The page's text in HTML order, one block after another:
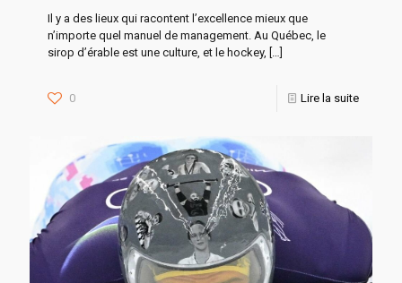
Il y a des lieux qui racontent l’excellence mieux que
n’importe quel manuel de management. Au Québec, le
sirop d’érable est une culture, et le hockey, […]
0 Lire la suite